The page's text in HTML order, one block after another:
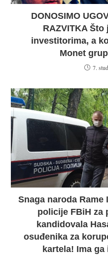
DONOSIMO
RAZVITKA
investitorima, a
Monet
7.
Snaga naroda
policije FBiH za
kandidovala
osuđenika za
kartela! Ima